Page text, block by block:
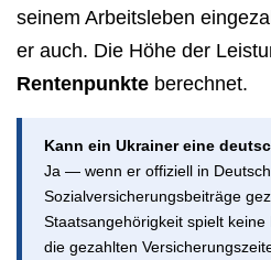
seinem Arbeitsleben
er auch. Die Höhe der
Rentenpunkte berechnet.
Kann ein Ukrainer eine
Ja — wenn er offiziell in
Sozialversicherungsbeiträge
Staatsangehörigkeit spielt
die gezahlten